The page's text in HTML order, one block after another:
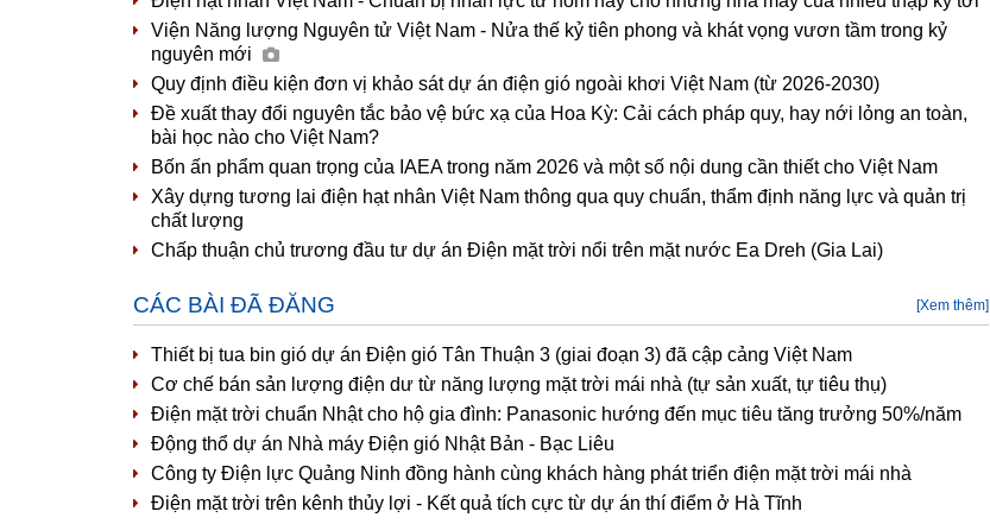
Viện Năng lượng Nguyên tử Việt Nam - Nửa thế kỷ tiên phong và khát vọng vươn tầm trong kỷ
nguyên mới
Quy định điều kiện đơn vị khảo sát dự án điện gió ngoài khơi Việt Nam (từ 2026-2030)
Đề xuất thay đổi nguyên tắc bảo vệ bức xạ của Hoa Kỳ: Cải cách pháp quy, hay nới lỏng an toàn,
bài học nào cho Việt Nam?
Bốn ấn phẩm quan trọng của IAEA trong năm 2026 và một số nội dung cần thiết cho Việt Nam
Xây dựng tương lai điện hạt nhân Việt Nam thông qua quy chuẩn, thẩm định năng lực và quản trị
chất lượng
Chấp thuận chủ trương đầu tư dự án Điện mặt trời nổi trên mặt nước Ea Dreh (Gia Lai)
CÁC BÀI ĐÃ ĐĂNG [Xem thêm]
Thiết bị tua bin gió dự án Điện gió Tân Thuận 3 (giai đoạn 3) đã cập cảng Việt Nam
Cơ chế bán sản lượng điện dư từ năng lượng mặt trời mái nhà (tự sản xuất, tự tiêu thụ)
Điện mặt trời chuẩn Nhật cho hộ gia đình: Panasonic hướng đến mục tiêu tăng trưởng 50%/năm
Động thổ dự án Nhà máy Điện gió Nhật Bản - Bạc Liêu
Công ty Điện lực Quảng Ninh đồng hành cùng khách hàng phát triển điện mặt trời mái nhà
Điện mặt trời trên kênh thủy lợi - Kết quả tích cực từ dự án thí điểm ở Hà Tĩnh